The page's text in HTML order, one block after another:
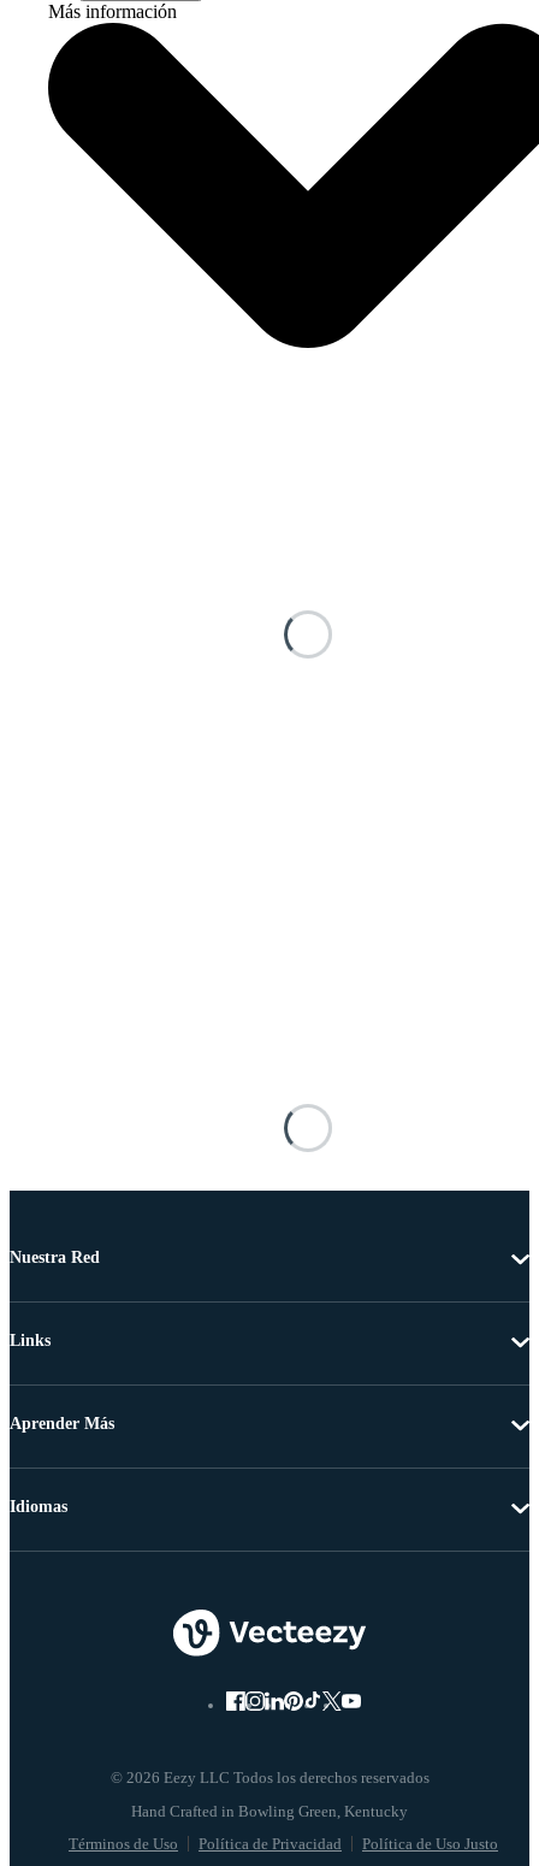
Más información
Nuestra Red
Links
Aprender Más
© 2026 Eezy LLC Todos los derechos reservados
Términos de Uso Política de Privacidad Política de Uso Justo
Idiomas